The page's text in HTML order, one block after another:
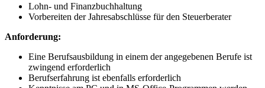
Lohn- und Finanzbuchhaltung
Vorbereiten der Jahresabschlüsse für den Steuerberater
Anforderung:
Eine Berufsausbildung in einem der angegebenen Berufe ist
zwingend erforderlich
Berufserfahrung ist ebenfalls erforderlich